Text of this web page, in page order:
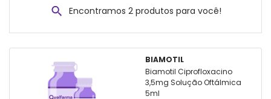
Encontramos 2 produtos para você!
BIAMOTIL
Biamotil Ciprofloxacino
3,5mg Solução Oftálmica
5ml